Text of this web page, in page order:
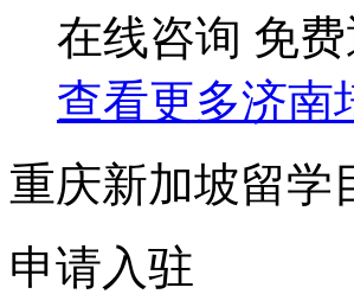
在线咨询 免
查看更多济南
重庆新加坡留学
申请入驻